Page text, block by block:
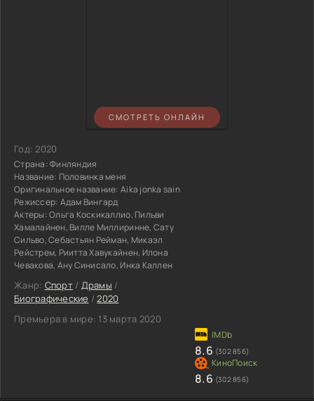
СМОТРЕТЬ ОНЛАЙН
Год:2020
Страна:Финляндия
Название: Половинка меня
Оригинальное название: Aika jonka sain
Режиссер: Адам Вингард
Актеры:Ольга Коскикаллио, Пильви
Хамалайнен, Вилле Миллиринне, Сату
Сильво, Себастьян Рейман, Микаэл
Рейстрем, Риитта Хавукайнен, Илона
Чевакова, Ану Синисало, Инка Каллен
Жанр: Спорт/ Драмы /
Биографические /2020
Премьера в мире: 13 марта 2020
8.6 (302 856)
8.6 (302 856)